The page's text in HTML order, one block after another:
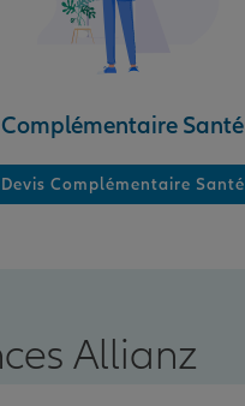
Complémentaire Santé
Devis Complémentaire Santé
Allianz